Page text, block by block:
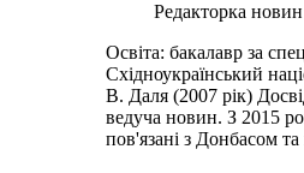
Редакторка новин
Освіта: бакалавр за
Східноукраїнський
В. Даля (2007 рік)
ведуча новин. З 2015
пов'язані з Донбасом